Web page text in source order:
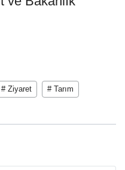
# Ziyaret # Tarım